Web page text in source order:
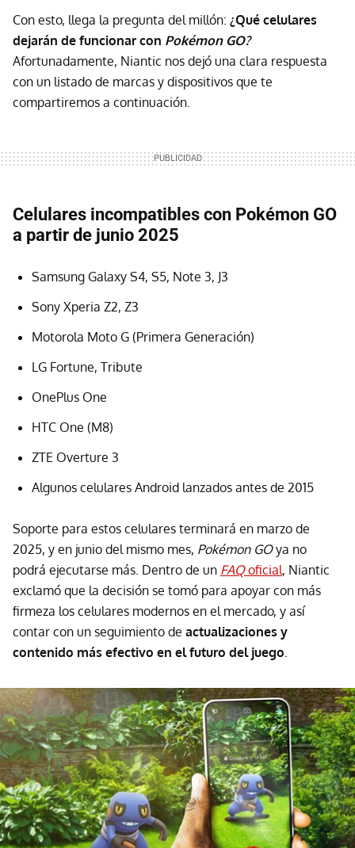
Con esto, llega la pregunta del millón: ¿Qué celulares
dejarán de funcionar con Pokémon GO?
Afortunadamente, Niantic nos dejó una clara respuesta
con un listado de marcas y dispositivos que te
compartiremos a continuación.
Celulares incompatibles con Pokémon GO
a partir de junio 2025
Samsung Galaxy S4, S5, Note 3, J3
Sony Xperia Z2, Z3
Motorola Moto G (Primera Generación)
LG Fortune, Tribute
OnePlus One
HTC One (M8)
ZTE Overture 3
Algunos celulares Android lanzados antes de 2015
Soporte para estos celulares terminará en marzo de
2025, y en junio del mismo mes, Pokémon GOya no
podrá ejecutarse más. Dentro de un FAQoficial, Niantic
exclamó que la decisión se tomó para apoyar con más
firmeza los celulares modernos en el mercado, y así
contar con un seguimiento de actualizaciones y
contenido más efectivo en el futuro del juego.